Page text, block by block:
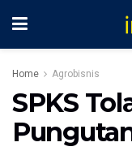
Home Agrobisnis
SPKS